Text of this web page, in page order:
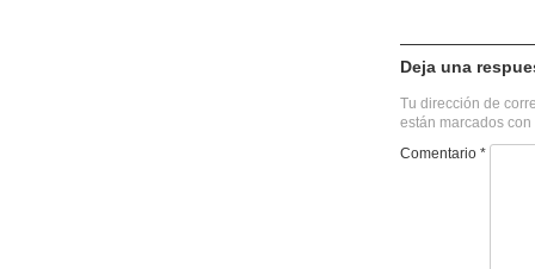
Deja una
Tu dirección de
están marcados con
Comentario *